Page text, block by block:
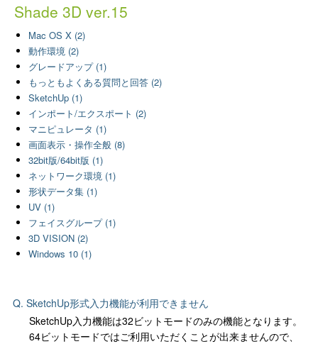
Shade 3D ver.15
Mac OS X (2)
動作環境 (2)
グレードアップ (1)
もっともよくある質問と回答 (2)
SketchUp (1)
インポート/エクスポート (2)
マニピュレータ (1)
画面表示・操作全般 (8)
32bit版/64bit版 (1)
ネットワーク環境 (1)
形状データ集 (1)
UV (1)
フェイスグループ (1)
3D VISION (2)
Windows 10 (1)
Q. SketchUp形式入力機能が利用できません
SketchUp入力機能は32ビットモードのみの機能となります。
64ビットモードではご利用いただくことが出来ませんので、